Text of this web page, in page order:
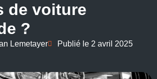
de voiture
?
Lemetayer Publié le 2 avril 2025